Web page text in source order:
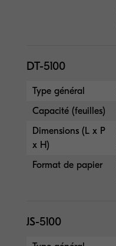
DT-5100
Type général
Capacité (feuilles)
Dimensions (L x P
x H)
Format de papier
JS-5100